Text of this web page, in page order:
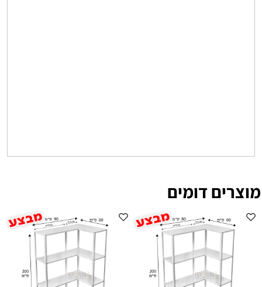
מוצרים דומים